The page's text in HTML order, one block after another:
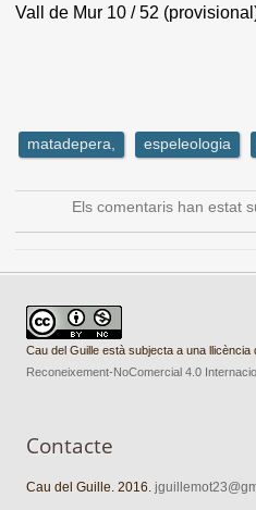
Vall de Mur 10 / 52 (provisional
matadepera, espeleologia
Els comentaris han estat
Cau del Guille està subjecta a una llicència
Reconeixement-NoComercial 4.0
Contacte
Cau del Guille. 2016.